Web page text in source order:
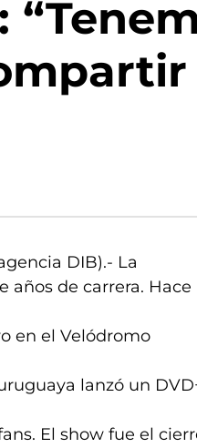
DIB).- La
años de carrera. Hace
en el Velódromo
lanzó un
El show fue el